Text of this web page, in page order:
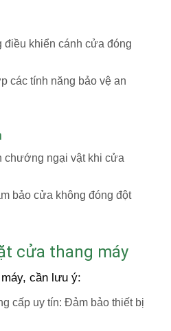
điều khiển cánh cửa đóng
các tính năng bảo vệ an
chướng ngại vật khi cửa
bảo cửa không đóng đột
cửa thang máy
cần lưu ý:
cấp uy tín: Đảm bảo thiết bị